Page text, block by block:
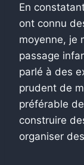
En
ont connu
moyenne, je
passage
parlé à des
prudent de
préférable
construire
organiser